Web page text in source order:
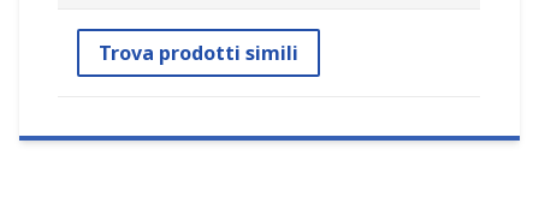
Trova prodotti simili